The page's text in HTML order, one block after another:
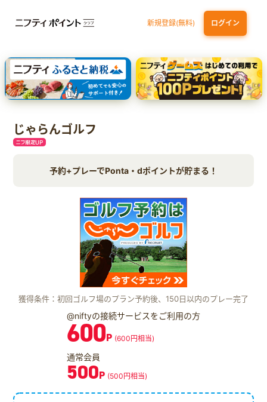
新規登録(無料) ログイン
dカード 九州カードNEXT JCB ORIGINAL SERIES：JCBカード S
三井住友カード ゴールド（NL）（家族カード発行）
【実質初月無料】DMM | Disney+(ディズニープラス) セットプラン
じゃらんゴルフ
予約+プレーでPonta・dポイントが貯まる！
獲得条件：初回ゴルフ場のプラン予約後、150日以内のプレー完了
@niftyの接続サービスをご利用の方
600P (600円相当)
通常会員
500P (500円相当)